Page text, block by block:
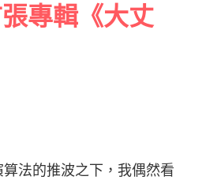
專輯《大丈
法的推波之下，我偶然看